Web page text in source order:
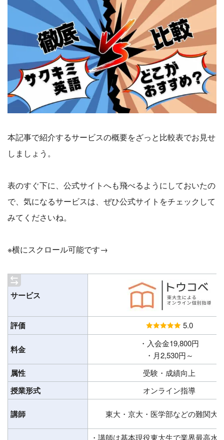
本記事で紹介するサービスの概要をざっと比較表でお見せ
しましょう。
表のすぐ下に、公式サイトへも飛べるようにしておいたの
で、気になるサービスは、ぜひ公式サイトをチェックして
みてくださいね。
※横にスクロール可能です→
サービス
評価 5.0
料金
・入会金19,800円
・月2,530円～
属性 受験・成績向上
授業形式 オンライン指導
講師 東大・京大・医学部などの難関大
・講師は基本現役東大生で業界最高水